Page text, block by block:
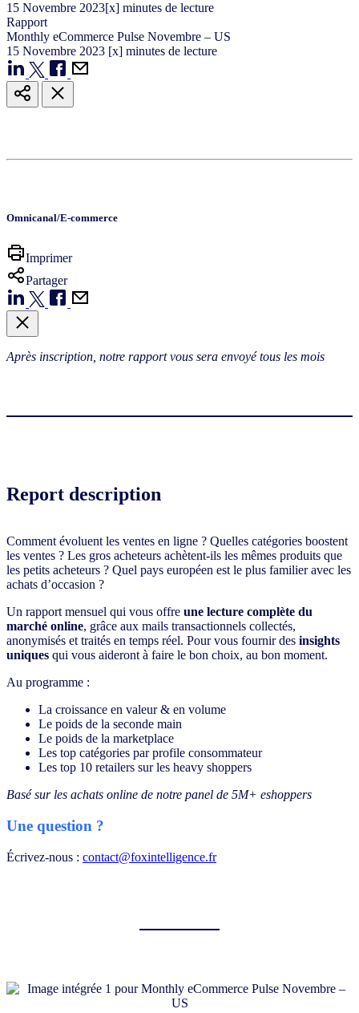
15 Novembre 2023[x] minutes de lecture
Rapport
Monthly eCommerce Pulse Novembre – US
15 Novembre 2023 [x] minutes de lecture
Omnicanal/E-commerce
Imprimer
Partager
Après inscription, notre rapport vous sera envoyé tous les mois
Report description
Comment évoluent les ventes en ligne ? Quelles catégories boostent
les ventes ? Les gros acheteurs achètent-ils les mêmes produits que
les petits acheteurs ? Quel pays européen est le plus familier avec les
achats d’occasion ?
Un rapport mensuel qui vous offre une lecture complète du
marché online, grâce aux mails transactionnels collectés,
anonymisés et traités en temps réel. Pour vous fournir des insights
uniques qui vous aideront à faire le bon choix, au bon moment.
Au programme :
La croissance en valeur & en volume
Le poids de la seconde main
Le poids de la marketplace
Les top catégories par profile consommateur
Les top 10 retailers sur les heavy shoppers
Basé sur les achats online de notre panel de 5M+ eshoppers
Une question ?
Écrivez-nous : contact@foxintelligence.fr